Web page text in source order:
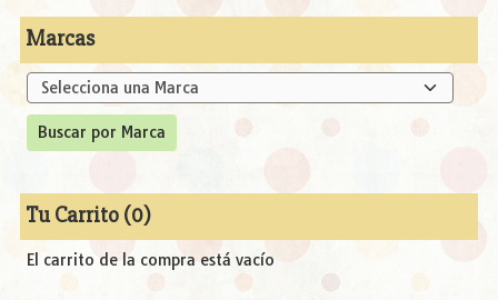
Marcas
Tu Carrito (0)
El carrito de la compra está vacío